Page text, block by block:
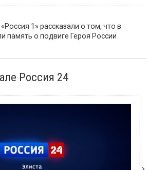
1» рассказали о том, что в
память о подвиге Героя России
Россия 24